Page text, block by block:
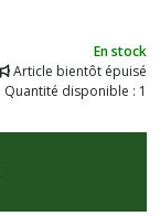
En stock
Article bientôt épuisé
Quantité disponible : 1